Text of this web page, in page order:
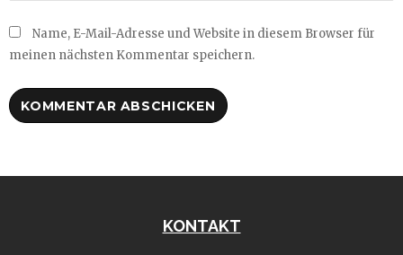
Name, E-Mail-Adresse und Website in diesem Browser für
meinen nächsten Kommentar speichern.
KONTAKT